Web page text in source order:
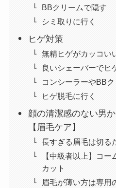
BBクリームで隠す
シミ取りに行く
ヒゲ対策
無精ヒゲがカッコい
良いシェーバーでヒ
コンシーラーやBB
ヒゲ脱毛に行く
顔の清潔感のない男
【眉毛ケア】
長すぎる眉毛は切る
【中級者以上】コ
カット
眉毛が薄い方は専用